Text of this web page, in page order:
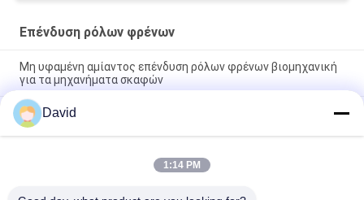
Επένδυση ρόλων φρένων
Μη υφαμένη αμίαντος επένδυση ρόλων φρένων βιομηχανική
για τα μηχανήματα σκαφών
Ανταλλακτικά Τρακτέρ Αυτοκινήτων Επένδυση Φρένων με
Χαλκό και Ορείχαλκο για Ταμπούρα Φρένων και Πέδιλα
Φρένων
Viscose γυαλιού υλική ISO9001 ζωνών φρένων ινών
David
1:14 PM